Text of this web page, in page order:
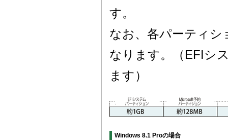
す。
なお、各パーティ
なります。（EFIシ
ます）
Windows 8.1 Proの場合